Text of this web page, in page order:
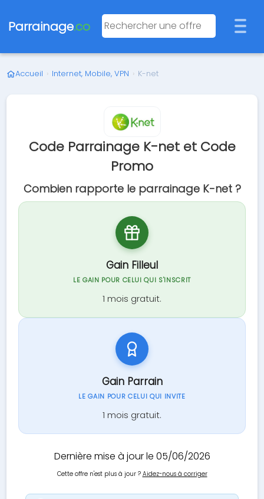
Parrainage.co
Accueil › Internet, Mobile, VPN › K-net
Code Parrainage K-net et Code
Promo
Combien rapporte le parrainage K-net ?
Gain Filleul
LE GAIN POUR CELUI QUI S'INSCRIT
1 mois gratuit.
Gain Parrain
LE GAIN POUR CELUI QUI INVITE
1 mois gratuit.
Dernière mise à jour le 05/06/2026
Cette offre n'est plus à jour ? Aidez-nous à corriger